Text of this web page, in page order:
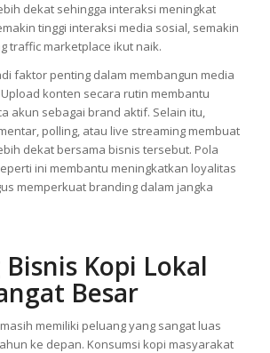
dekat sehingga interaksi meningkat
tinggi interaksi media sosial, semakin
traffic marketplace ikut naik.
faktor penting dalam membangun media
konten secara rutin membantu
akun sebagai brand aktif. Selain itu,
polling, atau live streaming membuat
dekat bersama bisnis tersebut. Pola
ini membantu meningkatkan loyalitas
memperkuat branding dalam jangka
Kopi Lokal
Besar
memiliki peluang yang sangat luas
ke depan. Konsumsi kopi masyarakat